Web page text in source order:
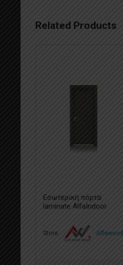
Related Products
Εσωτερική πόρτα
laminate AlfaIndoor
Store: Alfawood